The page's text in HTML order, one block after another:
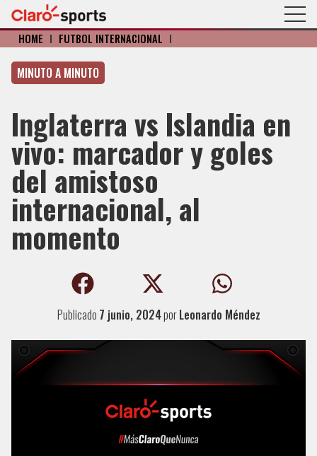
HOME I FÚTBOL INTERNACIONAL I
MINUTO A MINUTO
Inglaterra vs Islandia en
vivo: marcador y goles
del amistoso
internacional, al
momento
Publicado 7 junio, 2024porLeonardo Méndez